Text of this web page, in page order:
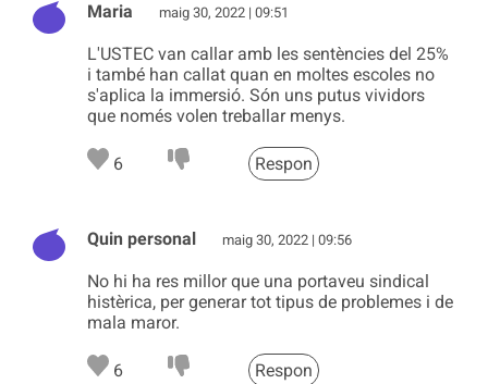
Maria maig 30, 2022 | 09:51
L'USTEC van callar amb les sentències del 25%
i també han callat quan en moltes escoles no
s'aplica la immersió. Són uns putus vividors
que només volen treballar menys.
6 Respon
Quin personal maig 30, 2022 | 09:56
No hi ha res millor que una portaveu sindical
histèrica, per generar tot tipus de problemes i de
mala maror.
6 Respon